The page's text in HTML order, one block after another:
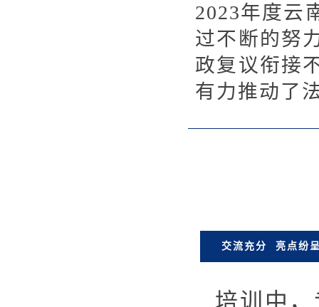
2023年度云
过不断的努
政复议衔接
有力推动了
交流充分 亮点纷
培训中